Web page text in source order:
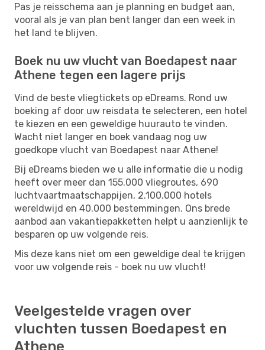
Pas je reisschema aan je planning en budget aan,
vooral als je van plan bent langer dan een week in
het land te blijven.
Boek nu uw vlucht van Boedapest naar
Athene tegen een lagere prijs
Vind de beste vliegtickets op eDreams. Rond uw
boeking af door uw reisdata te selecteren, een hotel
te kiezen en een geweldige huurauto te vinden.
Wacht niet langer en boek vandaag nog uw
goedkope vlucht van Boedapest naar Athene!
Bij eDreams bieden we u alle informatie die u nodig
heeft over meer dan 155.000 vliegroutes, 690
luchtvaartmaatschappijen, 2.100.000 hotels
wereldwijd en 40.000 bestemmingen. Ons brede
aanbod aan vakantiepakketten helpt u aanzienlijk te
besparen op uw volgende reis.
Mis deze kans niet om een ​​geweldige deal te krijgen
voor uw volgende reis - boek nu uw vlucht!
Veelgestelde vragen over
vluchten tussen Boedapest en
Athene